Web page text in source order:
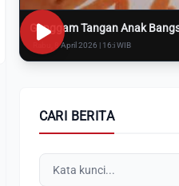
Genggam Tangan Anak
Rabu, 8 April 2026 | 16:i WIB
CARI BERITA